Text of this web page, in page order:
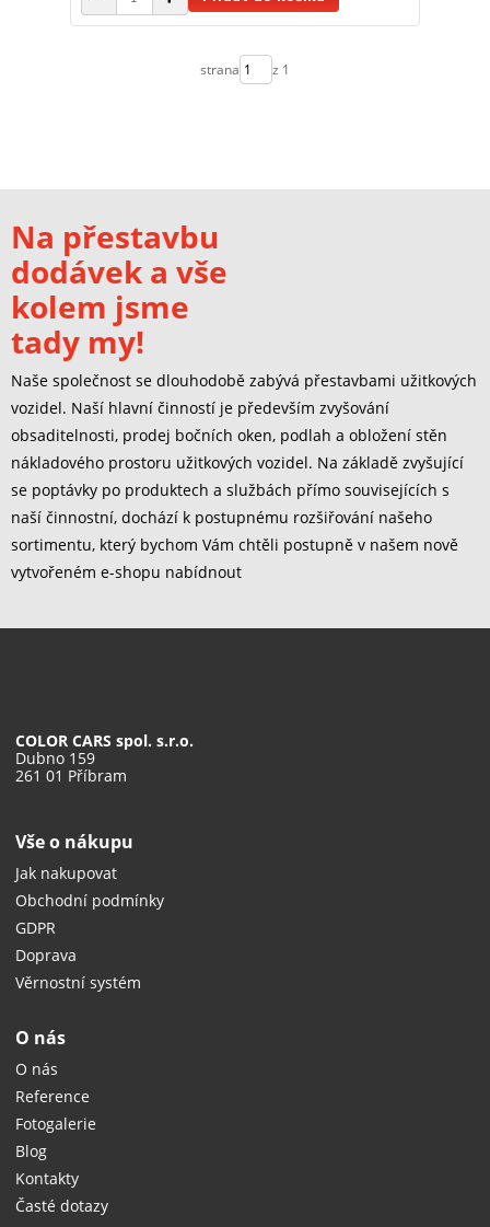
strana z 1
Na přestavbu
dodávek a vše
kolem jsme
tady my!
Naše společnost se dlouhodobě zabývá přestavbami užitkových
vozidel. Naší hlavní činností je především zvyšování
obsaditelnosti, prodej bočních oken, podlah a obložení stěn
nákladového prostoru užitkových vozidel. Na základě zvyšující
se poptávky po produktech a službách přímo souvisejících s
naší činnostní, dochází k postupnému rozšiřování našeho
sortimentu, který bychom Vám chtěli postupně v našem nově
vytvořeném e-shopu nabídnout
COLOR CARS spol. s.r.o.
Dubno 159
261 01 Příbram
Vše o nákupu
Jak nakupovat
Obchodní podmínky
GDPR
Doprava
Věrnostní systém
O nás
O nás
Reference
Fotogalerie
Blog
Kontakty
Časté dotazy